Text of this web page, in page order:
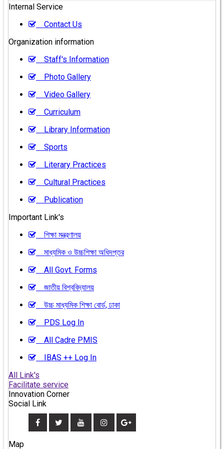
Internal Service
Contact Us
Organization information
Staff's Information
Photo Gallery
Video Gallery
Curriculum
Library Information
Sports
Literary Practices
Cultural Practices
Publication
Important Link's
শিক্ষা মন্ত্রণালয়
মাধ্যমিক ও উচ্চশিক্ষা অধিদপ্তর
All Govt. Forms
জাতীয় বিশ্ববিদ্যালয়
উচ্চ মাধ্যমিক শিক্ষা বোর্ড, ঢাকা
PDS Log In
All Cadre PMIS
IBAS ++ Log In
All Link's
Facilitate service
Innovation Corner
Social Link
Map